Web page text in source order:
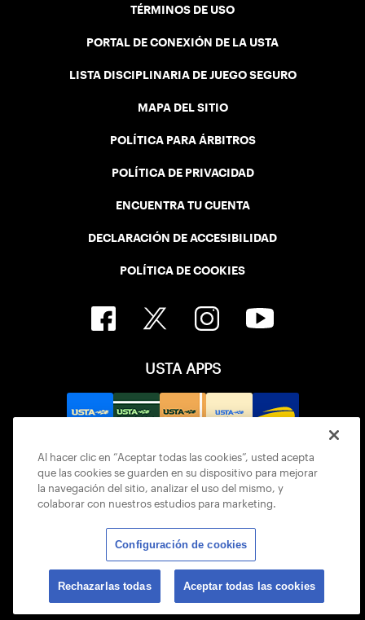
TÉRMINOS DE USO
PORTAL DE CONEXIÓN DE LA USTA
LISTA DISCIPLINARIA DE JUEGO SEGURO
MAPA DEL SITIO
POLÍTICA PARA ÁRBITROS
POLÍTICA DE PRIVACIDAD
ENCUENTRA TU CUENTA
DECLARACIÓN DE ACCESIBILIDAD
POLÍTICA DE COOKIES
USTA APPS
© 2026 USTA ALL RIGHTS RESERVED
Al hacer clic en “Aceptar todas las cookies”, usted acepta
que las cookies se guarden en su dispositivo para mejorar
la navegación del sitio, analizar el uso del mismo, y
colaborar con nuestros estudios para marketing.
Configuración de cookies
Rechazarlas todas Aceptar todas las cookies